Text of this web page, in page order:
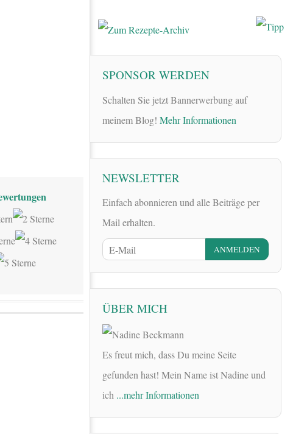
SPONSOR WERDEN
Schalten Sie jetzt Bannerwerbung auf
meinem Blog! Mehr Informationen
NEWSLETTER
Einfach abonnieren und alle Beiträge per
Mail erhalten.
ÜBER MICH
Es freut mich, dass Du meine Seite
gefunden hast! Mein Name ist Nadine und
ich ...mehr Informationen